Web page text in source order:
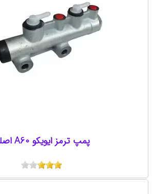
پمپ ترمز ایویکو A60 اصلی